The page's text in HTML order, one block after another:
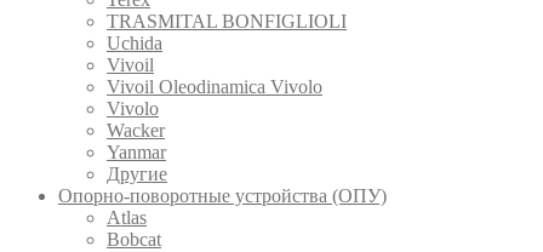
TRASMITAL BONFIGLIOLI
Uchida
Vivoil
Vivoil Oleodinamica Vivolo
Vivolo
Wacker
Yanmar
Другие
Опорно-поворотные устройства (ОПУ)
Atlas
Bobcat